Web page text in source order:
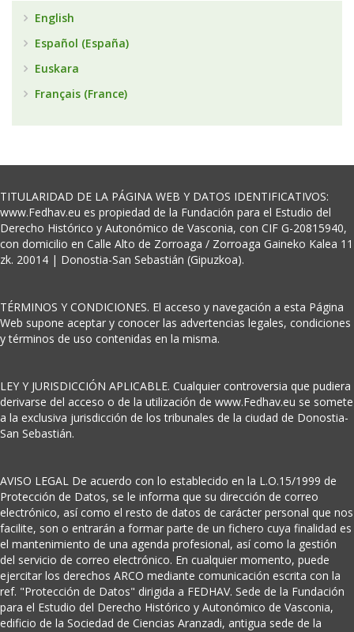
English
Español (España)
Euskara
Français (France)
TITULARIDAD DE LA PÁGINA WEB Y DATOS IDENTIFICATIVOS:
www.Fedhav.eu es propiedad de la Fundación para el Estudio del
Derecho Histórico y Autonómico de Vasconia, con CIF G-20815940,
con domicilio en Calle Alto de Zorroaga / Zorroaga Gaineko Kalea 11
zk. 20014 | Donostia-San Sebastián (Gipuzkoa).
TÉRMINOS Y CONDICIONES. El acceso y navegación a esta Página
Web supone aceptar y conocer las advertencias legales, condiciones
y términos de uso contenidas en la misma.
LEY Y JURISDICCIÓN APLICABLE. Cualquier controversia que pudiera
derivarse del acceso o de la utilización de www.Fedhav.eu se somete
a la exclusiva jurisdicción de los tribunales de la ciudad de Donostia-
San Sebastián.
AVISO LEGAL De acuerdo con lo establecido en la L.O.15/1999 de
Protección de Datos, se le informa que su dirección de correo
electrónico, así como el resto de datos de carácter personal que nos
facilite, son o entrarán a formar parte de un fichero cuya finalidad es
el mantenimiento de una agenda profesional, así como la gestión
del servicio de correo electrónico. En cualquier momento, puede
ejercitar los derechos ARCO mediante comunicación escrita con la
ref. "Protección de Datos" dirigida a FEDHAV. Sede de la Fundación
para el Estudio del Derecho Histórico y Autonómico de Vasconia,
edificio de la Sociedad de Ciencias Aranzadi, antigua sede de la